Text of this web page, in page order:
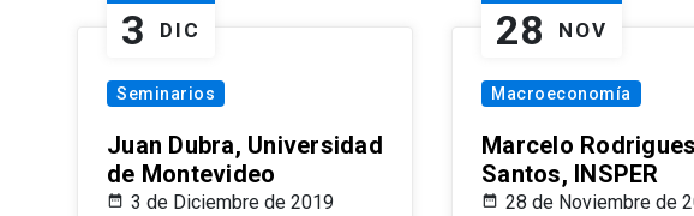
3 DIC
Seminarios
Juan Dubra, Universidad
de Montevideo
3 de Diciembre de 2019
28 NOV
Macroeconomía
Marcelo
Santos, INSPER
28 de Noviembre de